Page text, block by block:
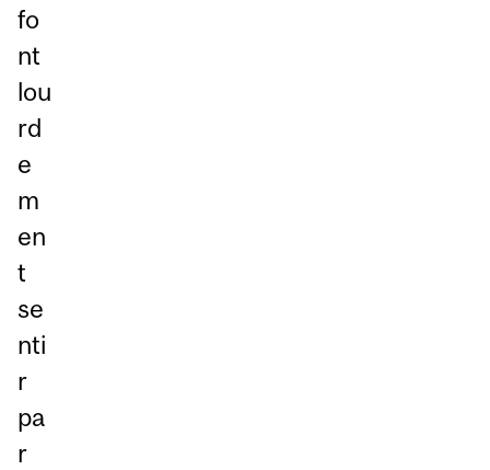
fo
nt
lou
rd
e
m
en
t
se
nti
r
pa
r